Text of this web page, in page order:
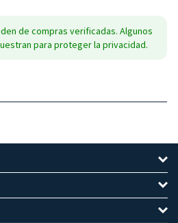
de compras verificadas. Algunos
para proteger la privacidad.